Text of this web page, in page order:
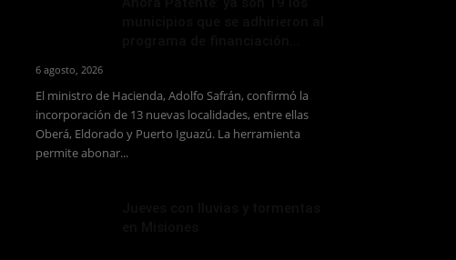
6 agosto, 2026
El ministro de Hacienda, Adolfo Safrán, confirmó la
incorporación de 13 nuevas localidades, entre ellas
Oberá, Eldorado y Puerto Iguazú. La herramienta
permite abonar...